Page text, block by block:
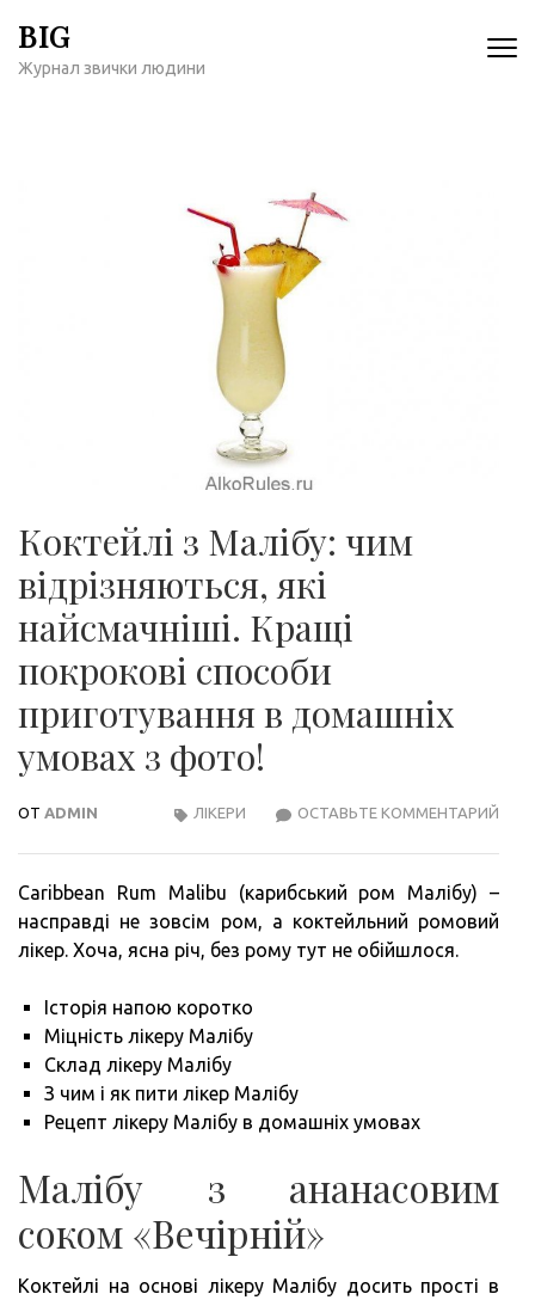
содержимому
BIG
Журнал звички людини
Коктейлі з Малібу: чим
відрізняються, які
найсмачніші. Кращі
покрокові способи
приготування в домашніх
умовах з фото!
ОТ ADMIN ОСТАВЬТЕ КОММЕНТАРИЙ
ЛІКЕРИ
Caribbean Rum Malibu (карибський ром Малібу) –
насправді не зовсім ром, а коктейльний ромовий
лікер. Хоча, ясна річ, без рому тут не обійшлося.
Історія напою коротко
Міцність лікеру Малібу
Склад лікеру Малібу
З чим і як пити лікер Малібу
Рецепт лікеру Малібу в домашніх умовах
Малібу з ананасовим
соком «Вечірній»
Коктейлі на основі лікеру Малібу досить прості в